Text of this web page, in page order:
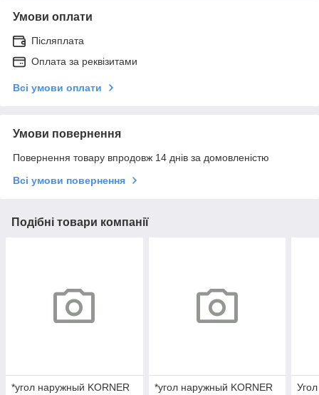
Умови оплати
Післяплата
Оплата за реквізитами
Всі умови оплати
Умови повернення
Повернення товару впродовж 14 днів за домовленістю
Всі умови повернення
Подібні товари компанії
*угол наружный KORNER
*угол наружный KORNER